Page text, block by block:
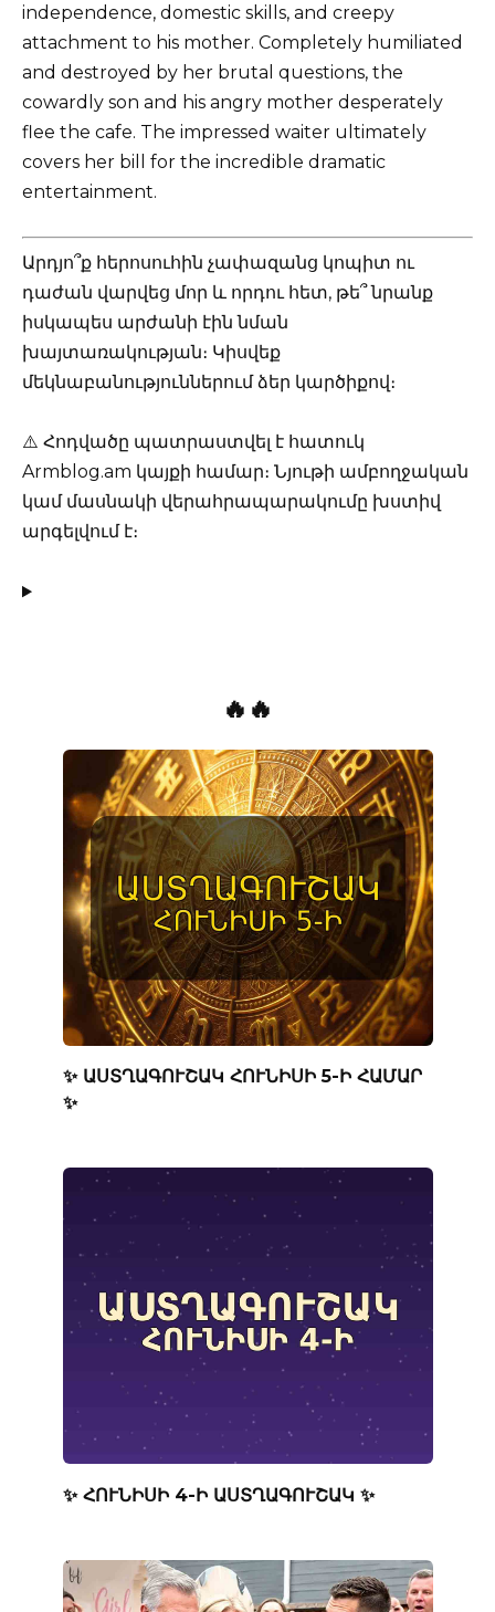
independence, domestic skills, and creepy
attachment to his mother. Completely humiliated
and destroyed by her brutal questions, the
cowardly son and his angry mother desperately
flee the cafe. The impressed waiter ultimately
covers her bill for the incredible dramatic
entertainment.
Արդյո՞ք հերոսուհին չափազանց կոպիտ ու
դաժան վարվեց մոր և որդու հետ, թե՞ նրանք
իսկապես արժանի էին նման
խայտառակության։ Կիսվեք
մեկնաբանություններում ձեր կարծիքով։
⚠️ Հոդվածը պատրաստվել է հատուկ
Armblog.am կայքի համար։ Նյութի ամբողջական
կամ մասնակի վերահրապարակումը խստիվ
արգելվում է։
🔥🔥
✨ ԱՍՏՂԱԳՈՒՇԱԿ ՀՈՒՆԻՍԻ 5-Ի ՀԱՄԱՐ
✨
✨ ՀՈՒՆԻՍԻ 4-Ի ԱՍՏՂԱԳՈՒՇԱԿ ✨